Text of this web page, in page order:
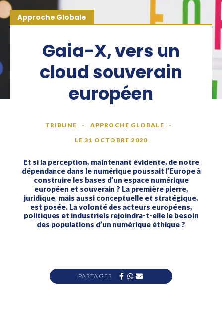
Approche Globale
Gaia-X, vers un
cloud souverain
européen
TRIBUNE
APPROCHE GLOBALE
LE 31 OCTOBRE 2020
Et si la perception, maintenant évidente, de notre
dépendance dans le numérique poussait l’Europe à
construire les bases d’un espace numérique
européen et souverain ? La première pierre,
juridique, mais aussi conceptuelle et stratégique,
est posée. La volonté des acteurs européens,
politiques et industriels rejoindra-t-elle le besoin
des populations d’un numérique éthique ?
PARTAGER